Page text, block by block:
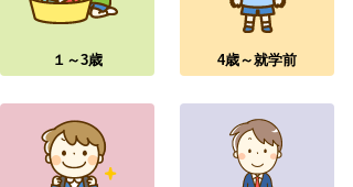
１～3歳 4歳～就学前